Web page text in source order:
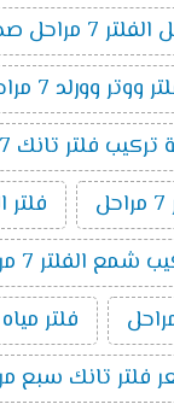
7 مراحل صحي
ووتر وورلد 7 مراحل
فلتر تانك 7 مراحل
فلتر
شمع الفلتر 7 مراحل
فلتر مياه
فلتر تانك سبع